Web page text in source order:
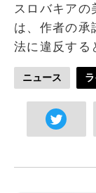
スロバキア
は、作者の承
法に違反す
ニュース